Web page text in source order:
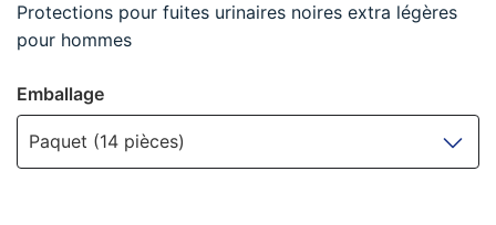
Protections pour fuites urinaires noires extra légères
pour hommes
Emballage
Paquet (14 pièces)